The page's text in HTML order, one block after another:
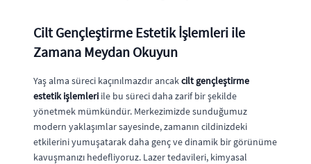
Cilt Gençleştirme Estetik İşlemleri ile
Zamana Meydan Okuyun
Yaş alma süreci kaçınılmazdır ancakcilt gençleştirme
estetik işlemleri ile bu süreci daha zarif bir şekilde
yönetmek mümkündür. Merkezimizde sunduğumuz
modern yaklaşımlar sayesinde, zamanın cildinizdeki
etkilerini yumuşatarak daha genç ve dinamik bir görünüme
kavuşmanızı hedefliyoruz. Lazer tedavileri, kimyasal